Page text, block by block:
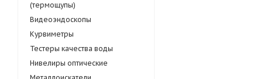
(термощупы)
Видеоэндоскопы
Курвиметры
Тестеры качества воды
Нивелиры оптические